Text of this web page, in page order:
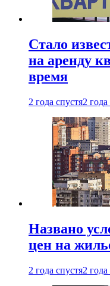
Стало
на аренду
время
2 года спустя2 года
Названо
цен на
2 года спустя2 года